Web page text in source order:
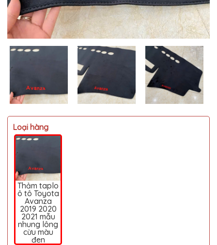
SUBARU
CHEVROLET
NISSAN
MERCEDES
HYUNDAI
FORD
MITSUBISHI
BMW
VOLVO
SUZUKI
PORSCHE
LEXUS
MG
Loại hàng
Thảm taplo
ô tô Toyota
Avanza
2019 2020
2021 mẫu
nhung lông
cừu màu
đen